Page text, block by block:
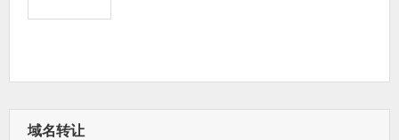
域名转让